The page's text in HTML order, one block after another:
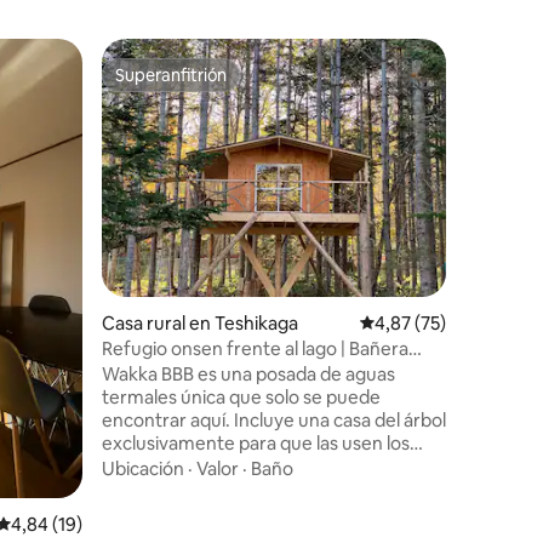
promedio: 4,84 de 5. 19 evaluaciones
4,84 (19)
Superanfitrión
Superanfitrión
Casa rural en Teshikaga Calificación
4,87 (75)
Refugio onsen frente al lago | Bañera
privada al aire libre
Wakka BBB es una posada de aguas
termales única que solo se puede
encontrar aquí. Incluye una casa del árbol
exclusivamente para que las usen los
huéspedes. Disfruta del glamping en la
Ubicación · Valor · Baño